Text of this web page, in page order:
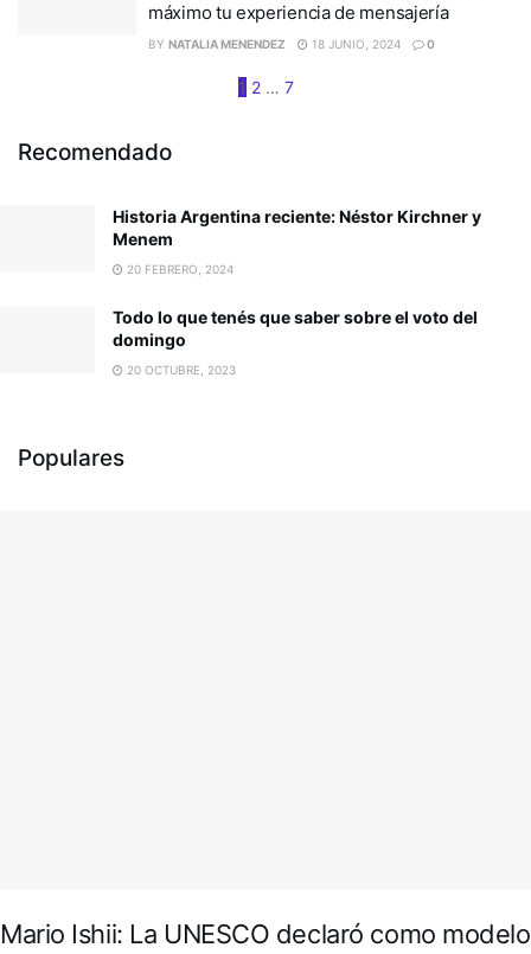
máximo tu experiencia de mensajería
BY NATALIA MENENDEZ 18 JUNIO, 2024 0
1 2 … 7
Recomendado
Historia Argentina reciente: Néstor Kirchner y
Menem
20 FEBRERO, 2024
Todo lo que tenés que saber sobre el voto del
domingo
20 OCTUBRE, 2023
Populares
Mario Ishii: La UNESCO declaró como modelo